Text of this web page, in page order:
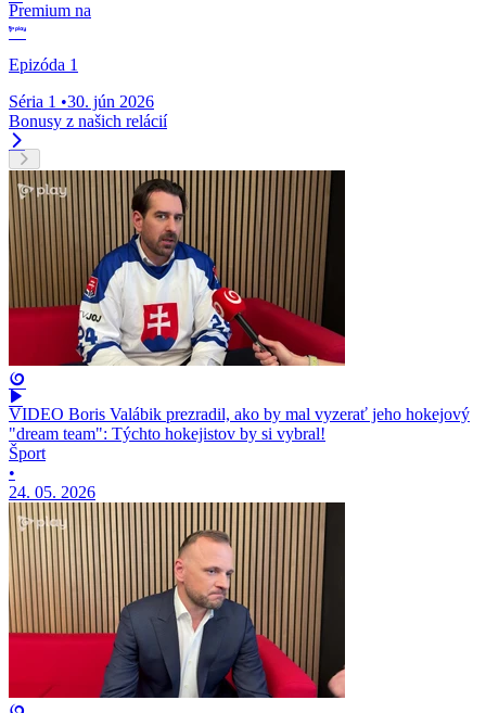
Premium na
Epizóda 1
Séria 1 •30. jún 2026
Bonusy z našich relácií
VIDEO Boris Valábik prezradil, ako by mal vyzerať jeho hokejový
"dream team": Týchto hokejistov by si vybral!
Šport
•
24. 05. 2026